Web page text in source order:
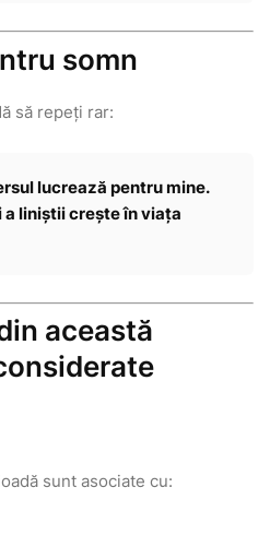
somn
să repeți rar:
lucrează pentru mine.
liniștii crește în viața
această
sunt asociate cu: